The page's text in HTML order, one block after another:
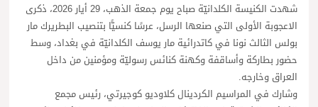
شهدت الكنيسة الكلدانيّة صباح يوم جمعة الذهب، 29 أيار 2026، ذكرى
الاعجوبة الأولى التي صنعها الرسل، عرسًا كنسيًّا بتنصيب البطريرك مار
بولس الثالث نونا في كاتدرائية مار يوسف الكلدانيّة في بغداد، وسط
حضور بطاركة وأساقفة وكهنة كنائس رسوليّة ومؤمنين من داخل
العراق وخارجه.
وشارك في المراسيم الكردينال كلاوديو كوجيرتي، رئيس مجمع